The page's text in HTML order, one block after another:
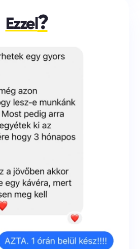
Ezzel?